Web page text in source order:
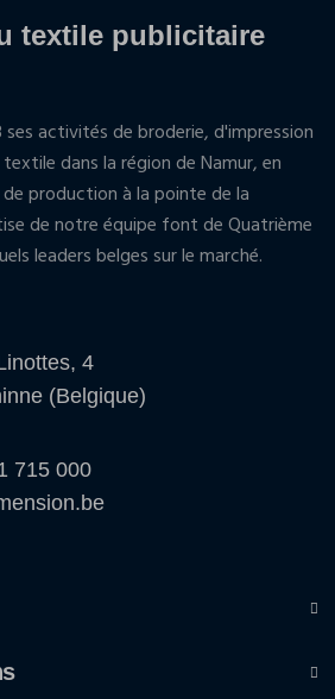
textile publicitaire
ses activités de broderie, d'impression
dans la région de Namur, en
production à la pointe de la
de notre équipe font de Quatrième
leaders belges sur le marché.
4
(Belgique)
715 000